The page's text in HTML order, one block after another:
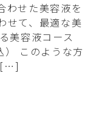
わせた美容液を
せて、最適な美
美容液コース
このような方
[…]